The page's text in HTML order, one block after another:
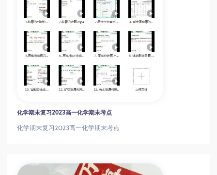
化学期末复习2023高一化学期末考点
化学期末复习2023高一化学期末考点